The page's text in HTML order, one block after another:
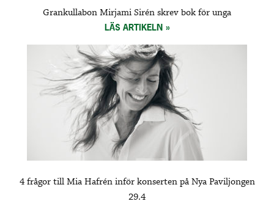
Grankullabon Mirjami Sirén skrev bok för unga
LÄS ARTIKELN
4 frågor till Mia Hafrén inför konserten på Nya Paviljongen
29.4